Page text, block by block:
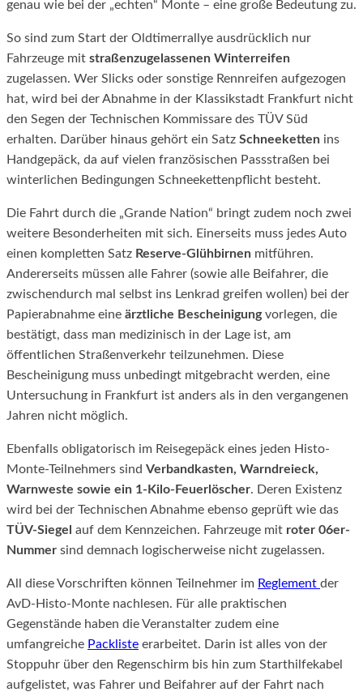
genau wie bei der „echten“ Monte – eine große Bedeutung zu.
So sind zum Start der Oldtimerrallye ausdrücklich nur
Fahrzeuge mit straßenzugelassenen Winterreifen
zugelassen. Wer Slicks oder sonstige Rennreifen aufgezogen
hat, wird bei der Abnahme in der Klassikstadt Frankfurt nicht
den Segen der Technischen Kommissare des TÜV Süd
erhalten. Darüber hinaus gehört ein Satz Schneeketten ins
Handgepäck, da auf vielen französischen Passstraßen bei
winterlichen Bedingungen Schneekettenpflicht besteht.
Die Fahrt durch die „Grande Nation“ bringt zudem noch zwei
weitere Besonderheiten mit sich. Einerseits muss jedes Auto
einen kompletten Satz Reserve-Glühbirnen mitführen.
Andererseits müssen alle Fahrer (sowie alle Beifahrer, die
zwischendurch mal selbst ins Lenkrad greifen wollen) bei der
Papierabnahme eine ärztliche Bescheinigungvorlegen, die
bestätigt, dass man medizinisch in der Lage ist, am
öffentlichen Straßenverkehr teilzunehmen. Diese
Bescheinigung muss unbedingt mitgebracht werden, eine
Untersuchung in Frankfurt ist anders als in den vergangenen
Jahren nicht möglich.
Ebenfalls obligatorisch im Reisegepäck eines jeden Histo-
Monte-Teilnehmers sind Verbandkasten, Warndreieck,
Warnweste sowie ein 1-Kilo-Feuerlöscher. Deren Existenz
wird bei der Technischen Abnahme ebenso geprüft wie das
TÜV-Siegel auf dem Kennzeichen. Fahrzeuge mit roter 06er-
Nummer sind demnach logischerweise nicht zugelassen.
All diese Vorschriften können Teilnehmer im Reglement der
AvD-Histo-Monte nachlesen. Für alle praktischen
Gegenstände haben die Veranstalter zudem eine
umfangreiche Packliste erarbeitet. Darin ist alles von der
Stoppuhr über den Regenschirm bis hin zum Starthilfekabel
aufgelistet, was Fahrer und Beifahrer auf der Fahrt nach